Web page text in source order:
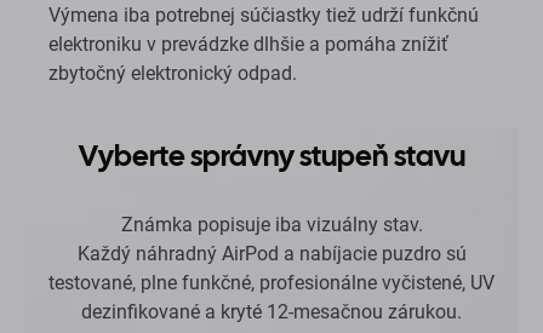
Výmena iba potrebnej súčiastky tiež udrží funkčnú
elektroniku v prevádzke dlhšie a pomáha znížiť
zbytočný elektronický odpad.
Vyberte správny stupeň stavu
Známka popisuje iba vizuálny stav.
Každý náhradný AirPod a nabíjacie puzdro sú
testované, plne funkčné, profesionálne vyčistené, UV
dezinfikované a kryté 12-mesačnou zárukou.